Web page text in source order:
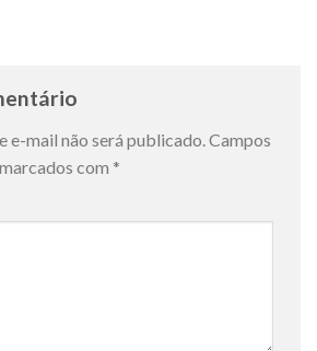
e-mail não será publicado.Campos
com *